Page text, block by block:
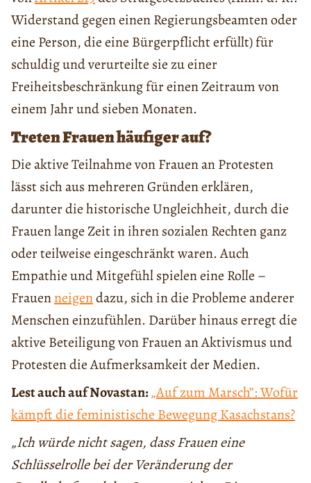
Widerstand gegen einen Regierungsbeamten oder
eine Person, die eine Bürgerpflicht erfüllt) für
schuldig und verurteilte sie zu einer
Freiheitsbeschränkung für einen Zeitraum von
einem Jahr und sieben Monaten.
Treten Frauen häufiger auf?
Die aktive Teilnahme von Frauen an Protesten
lässt sich aus mehreren Gründen erklären,
darunter die historische Ungleichheit, durch die
Frauen lange Zeit in ihren sozialen Rechten ganz
oder teilweise eingeschränkt waren. Auch
Empathie und Mitgefühl spielen eine Rolle –
Frauenneigendazu, sich in die Probleme anderer
Menschen einzufühlen. Darüber hinaus erregt die
aktive Beteiligung von Frauen an Aktivismus und
Protesten die Aufmerksamkeit der Medien.
Lest auch auf Novastan:„Auf zum Marsch”: Wofür
kämpft die feministische Bewegung Kasachstans?
„Ich würde nicht sagen, dass Frauen eine
Schlüsselrolle bei der Veränderung der